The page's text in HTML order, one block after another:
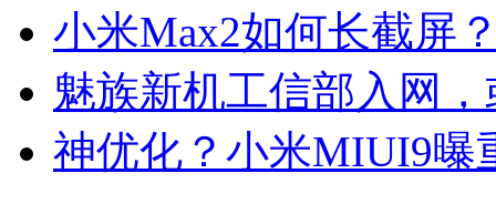
小米Max2如何长截屏
魅族新机工信部入网
神优化？小米MIUI9曝